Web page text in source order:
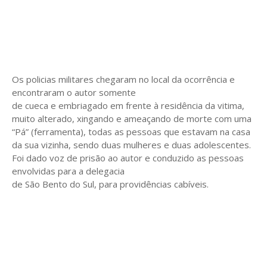
Os policias militares chegaram no local da ocorrência e
encontraram o autor somente
de cueca e embriagado em frente à residência da vitima,
muito alterado, xingando e ameaçando de morte com uma
“Pá” (ferramenta), todas as pessoas que estavam na casa
da sua vizinha, sendo duas mulheres e duas adolescentes.
Foi dado voz de prisão ao autor e conduzido as pessoas
envolvidas para a delegacia
de São Bento do Sul, para providências cabíveis.